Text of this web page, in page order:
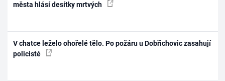
města hlásí desítky mrtvých
V chatce leželo ohořelé tělo. Po požáru u Dobřichovic zasahují
policisté